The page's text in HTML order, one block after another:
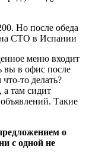
меню входит
вы в офис после
то делать?
там сидит
Такие
о
с одной не